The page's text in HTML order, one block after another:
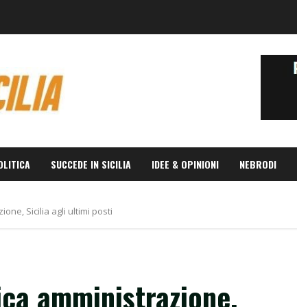
SUCCEDE IN SICILIA IDEE & OPINIONI NEBRODI
Sicilia agli ultimi posti
amministrazione,